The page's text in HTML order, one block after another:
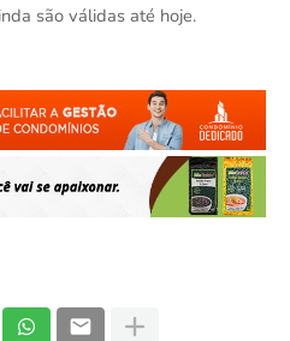
são válidas até hoje.